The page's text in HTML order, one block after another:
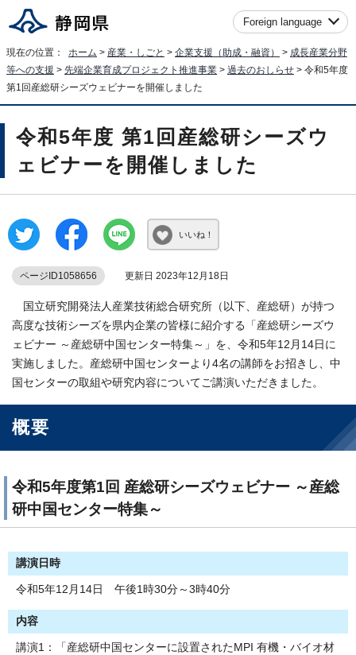
Foreign language
現在の位置： ホーム > 産業・しごと > 企業支援（助成・融資） > 成長産業分野
等への支援 > 先端企業育成プロジェクト推進事業 > 過去のおしらせ > 令和5年度
第1回産総研シーズウェビナーを開催しました
令和5年度 第1回産総研シーズウ
ェビナーを開催しました
いいね！
ページID1058656 更新日 2023年12月18日
国立研究開発法人産業技術総合研究所（以下、産総研）が持つ
高度な技術シーズを県内企業の皆様に紹介する「産総研シーズウ
ェビナー ～産総研中国センター特集～」を、令和5年12月14日に
実施しました。産総研中国センターより4名の講師をお招きし、中
国センターの取組や研究内容についてご講演いただきました。
概要
令和5年度第1回 産総研シーズウェビナー ～産総
研中国センター特集～
講演日時
令和5年12月14日 午後1時30分～3時40分
内容
講演1：「産総研中国センターに設置されたMPI 有機・バイオ材